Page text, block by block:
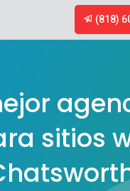
(818)
sitios